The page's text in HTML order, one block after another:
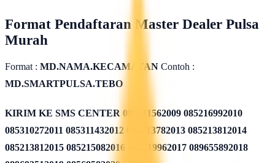
Format Pendaftaran Master Dealer Pulsa
Murah
Format : MD.NAMA.KECAMATAN Contoh :
MD.SMARTPULSA.TEBO
KIRIM KE SMS CENTER 085311562009 085216992010
085310272011 085311432012 085213782013 085213812014
085213812015 085215082016 085819962017 089655892018